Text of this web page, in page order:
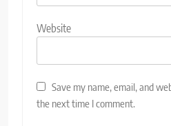
Website
Save my name, email, and
the next time I comment.